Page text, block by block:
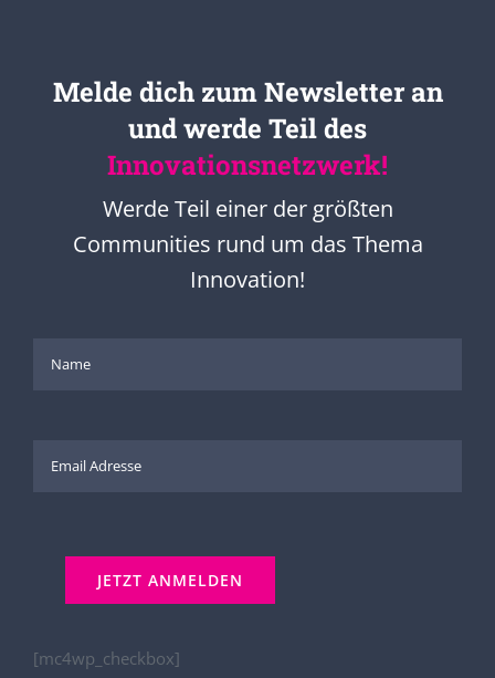
Melde dich zum Newsletter an
und werde Teil des
Innovationsnetzwerk!
Werde Teil einer der größten
Communities rund um das Thema